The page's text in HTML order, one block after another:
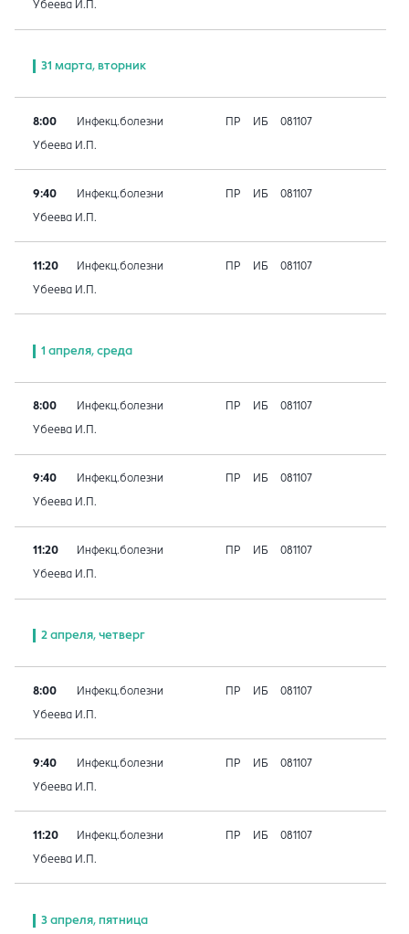
Убеева И.П.
31 марта, вторник
8:00 Инфекц.болезни ПР ИБ 081107
Убеева И.П.
9:40 Инфекц.болезни ПР ИБ 081107
Убеева И.П.
11:20 Инфекц.болезни ПР ИБ 081107
Убеева И.П.
1 апреля, среда
8:00 Инфекц.болезни ПР ИБ 081107
Убеева И.П.
9:40 Инфекц.болезни ПР ИБ 081107
Убеева И.П.
11:20 Инфекц.болезни ПР ИБ 081107
Убеева И.П.
2 апреля, четверг
8:00 Инфекц.болезни ПР ИБ 081107
Убеева И.П.
9:40 Инфекц.болезни ПР ИБ 081107
Убеева И.П.
11:20 Инфекц.болезни ПР ИБ 081107
Убеева И.П.
3 апреля, пятница